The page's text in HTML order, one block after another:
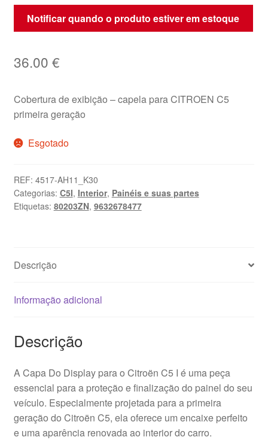
Notificar quando o produto estiver em estoque
36.00 €
Cobertura de exibição – capela para CITROEN C5
primeira geração
Esgotado
REF: 4517-AH11_K30
Categorias: C5I, Interior, Painéis e suas partes
Etiquetas: 80203ZN, 9632678477
Descrição
Informação adicional
Descrição
A Capa Do Display para o Citroën C5 I é uma peça
essencial para a proteção e finalização do painel do seu
veículo. Especialmente projetada para a primeira
geração do Citroën C5, ela oferece um encaixe perfeito
e uma aparência renovada ao interior do carro.